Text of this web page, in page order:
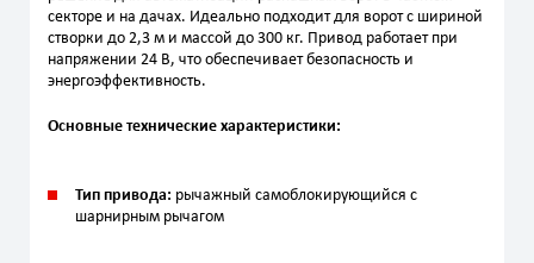
секторе и на дачах. Идеально подходит для ворот с шириной
створки до 2,3 м и массой до 300 кг. Привод работает при
напряжении 24 В, что обеспечивает безопасность и
энергоэффективность.
Основные технические характеристики:
Тип привода: рычажный самоблокирующийся с
шарнирным рычагом